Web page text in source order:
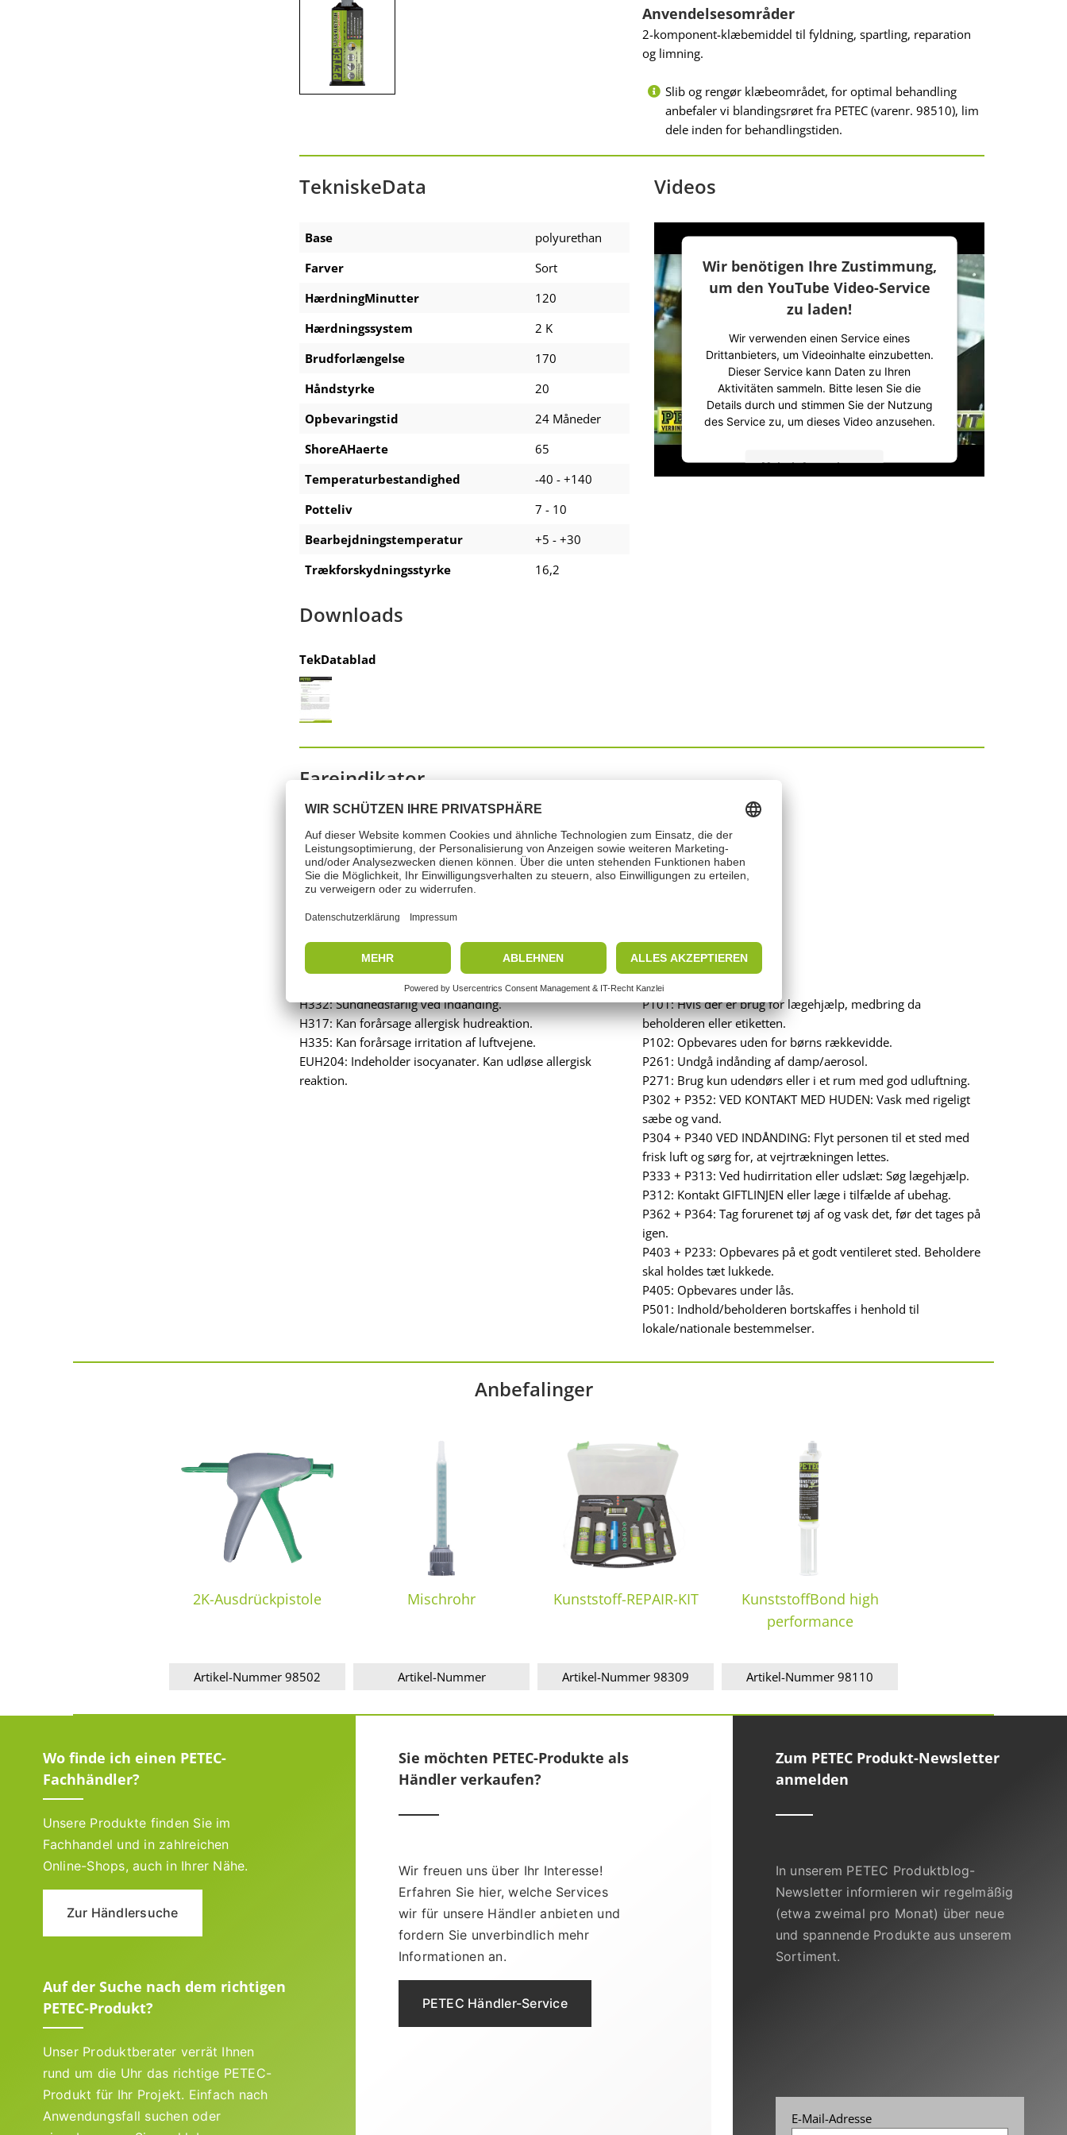
Anvendelsesområder
2-komponent-klæbemiddel til fyldning, spartling, reparation
og limning.
Slib og rengør klæbeområdet, for optimal behandling
anbefaler vi blandingsrøret fra PETEC (varenr. 98510), lim
dele inden for behandlingstiden.
TekniskeData
Base
polyurethan
Farver
Sort
HærdningMinutter
120
Hærdningssystem
2 K
Brudforlængelse
170
Håndstyrke
20
Opbevaringstid
24 Måneder
ShoreAHaerte
65
Temperaturbestandighed
-40 - +140
Potteliv
7 - 10
Bearbejdningstemperatur
+5 - +30
Trækforskydningsstyrke
16,2
Videos
Wir benötigen Ihre Zustimmung,
um den YouTube Video-Service
zu laden!
Wir verwenden einen Service eines
Drittanbieters, um Videoinhalte einzubetten.
Dieser Service kann Daten zu Ihren
Aktivitäten sammeln. Bitte lesen Sie die
Details durch und stimmen Sie der Nutzung
des Service zu, um dieses Video anzusehen.
Mehr Informationen
Downloads
TekDatablad
Fareindikator
Indeholder: Methylendiphenyldiisocyanat 4,4'-methylendiphenyldiisocyanat
H332: Sundhedsfarlig ved indånding.
H317: Kan forårsage allergisk hudreaktion.
H335: Kan forårsage irritation af luftvejene.
EUH204: Indeholder isocyanater. Kan udløse allergisk
reaktion.
P101: Hvis der er brug for lægehjælp, medbring da
beholderen eller etiketten.
P102: Opbevares uden for børns rækkevidde.
P261: Undgå indånding af damp/aerosol.
P271: Brug kun udendørs eller i et rum med god udluftning.
P302 + P352: VED KONTAKT MED HUDEN: Vask med rigeligt
sæbe og vand.
P304 + P340 VED INDÅNDING: Flyt personen til et sted med
frisk luft og sørg for, at vejrtrækningen lettes.
P333 + P313: Ved hudirritation eller udslæt: Søg lægehjælp.
P312: Kontakt GIFTLINJEN eller læge i tilfælde af ubehag.
P362 + P364: Tag forurenet tøj af og vask det, før det tages på
igen.
P403 + P233: Opbevares på et godt ventileret sted. Beholdere
skal holdes tæt lukkede.
P405: Opbevares under lås.
P501: Indhold/beholderen bortskaffes i henhold til
lokale/nationale bestemmelser.
Anbefalinger
2K-Ausdrückpistole
Artikel-Nummer 98502
Mischrohr
Artikel-Nummer
Kunststoff-REPAIR-KIT
Artikel-Nummer 98309
KunststoffBond high
performance
Artikel-Nummer 98110
Wo finde ich einen PETEC-
Fachhändler?
Unsere Produkte finden Sie im
Fachhandel und in zahlreichen
Online-Shops, auch in Ihrer Nähe.
Zur Händlersuche
Auf der Suche nach dem richtigen
PETEC-Produkt?
Unser Produktberater verrät Ihnen
rund um die Uhr das richtige PETEC-
Produkt für Ihr Projekt. Einfach nach
Anwendungsfall suchen oder
Sie möchten PETEC-Produkte als
Händler verkaufen?
Wir freuen uns über Ihr Interesse!
Erfahren Sie hier, welche Services
wir für unsere Händler anbieten und
fordern Sie unverbindlich mehr
Informationen an.
PETEC Händler-Service
Zum PETEC Produkt-Newsletter
anmelden
In unserem PETEC Produktblog-
Newsletter informieren wir regelmäßig
(etwa zweimal pro Monat) über neue
und spannende Produkte aus unserem
Sortiment.
E-Mail-Adresse